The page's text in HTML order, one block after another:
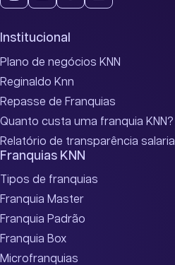
Institucional
Plano de negócios KNN
Reginaldo Knn
Repasse de Franquias
Quanto custa uma franquia KNN?
Relatório de transparência salarial
Franquias KNN
Tipos de franquias
Franquia Master
Franquia Padrão
Franquia Box
Microfranquias